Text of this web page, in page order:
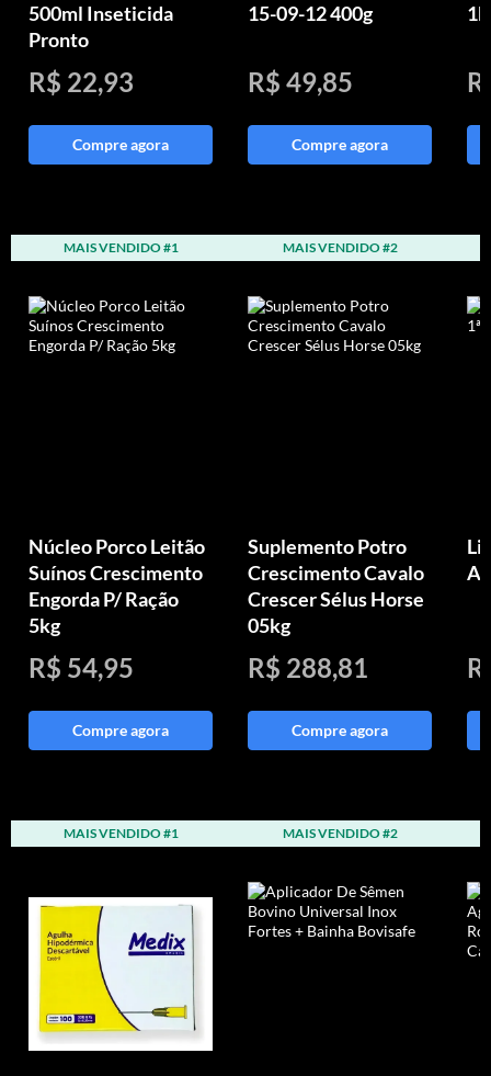
500ml Inseticida
Pronto
R$ 22,93
Compre agora
15-09-12 400g
R$ 49,85
Compre agora
MAIS VENDIDO #1
Núcleo Porco Leitão
Suínos Crescimento
Engorda P/ Ração
5kg
R$ 54,95
Compre agora
MAIS VENDIDO #2
Suplemento Potro
Crescimento Cavalo
Crescer Sélus Horse
05kg
R$ 288,81
Compre agora
MAIS VENDIDO #1 MAIS VENDIDO #2